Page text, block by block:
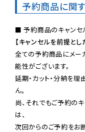
予約商品に関
【キャンセルを前提と
全ての予約商品にメー
能性がございます。
延期・カット・分納を
ん。
尚、それでもご予約の
は、
次回からのご予約をお